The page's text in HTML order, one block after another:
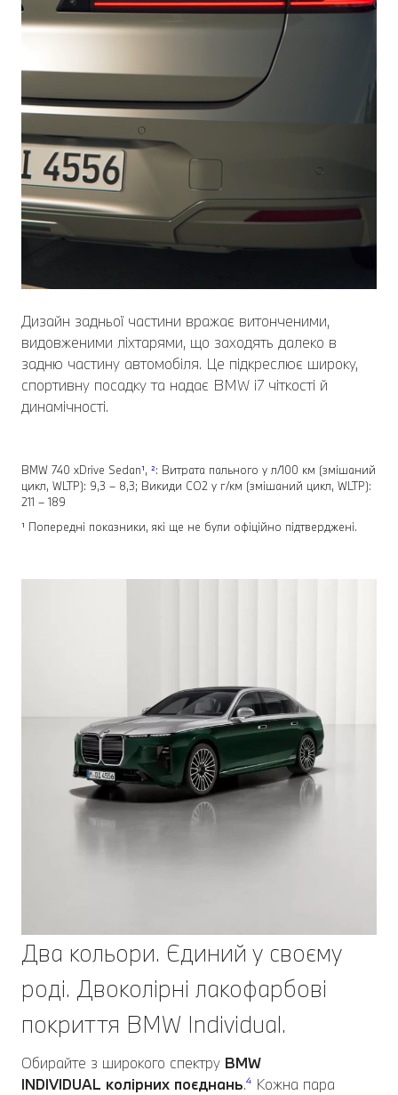
Дизайн задньої частини вражає витонченими,
видовженими ліхтарями, що заходять далеко в
задню частину автомобіля. Це підкреслює широку,
спортивну посадку та надає BMW i7 чіткості й
динамічності.
BMW 740 xDrive Sedan¹, ²: Витрата пального у л/100 км (змішаний
цикл, WLTP): 9,3 – 8,3; Викиди СО2 у г/км (змішаний цикл, WLTP):
211 – 189
¹ Попередні показники, які ще не були офіційно підтверджені.
Два кольори. Єдиний у своєму
роді. Двоколірні лакофарбові
покриття BMW Individual.
Обирайте з широкого спектру BMW
INDIVIDUAL колірних поєднань.⁴ Кожна пара